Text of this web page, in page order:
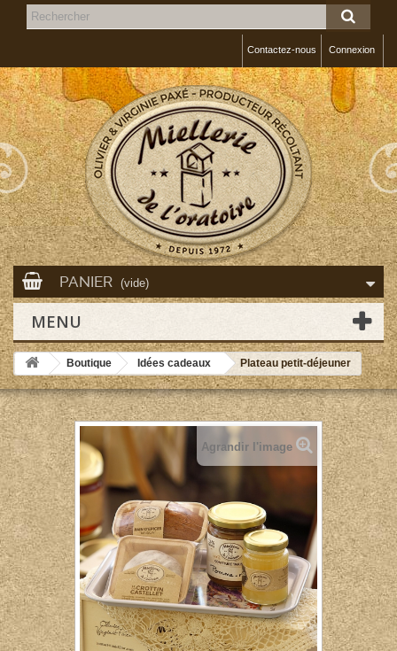
Connexion
Contactez-nous
PANIER (vide)
MENU
Boutique Idées cadeaux Plateau petit-déjeuner
Agrandir l'image